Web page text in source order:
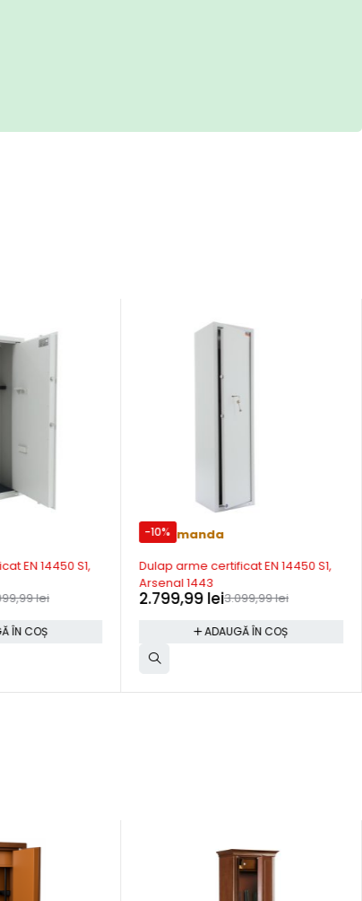
EN 14450 S1,
lei
ÎN COȘ
-10%
Precomanda
Dulap arme certificat EN 14450 S1,
Arsenal 1443
3.099,99lei
2.799,99 lei
ADAUGĂ ÎN COȘ